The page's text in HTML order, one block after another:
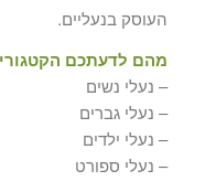
העוסק בנעליים.
מהם לדעתכם
– נעלי נשים
– נעלי גברים
– נעלי ילדים
– נעלי ספורט